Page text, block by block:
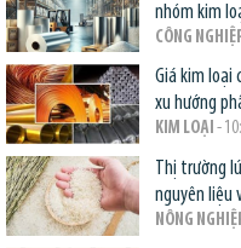
nhóm kim
CÔNG
Giá kim loại
xu hướng
KIM LOẠI -
Thị trường
nguyên liệu
NÔNG